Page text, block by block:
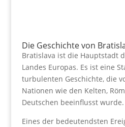
Die Geschichte von
Bratislava ist die Hauptstadt
Landes Europas. Es ist eine
turbulenten Geschichte, die
Nationen wie den Kelten,
Deutschen beeinflusst wurde.
Eines der bedeutendsten